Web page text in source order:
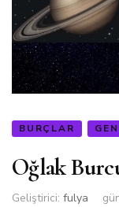
BURÇLAR
Oğlak
Geliştirici: fulya